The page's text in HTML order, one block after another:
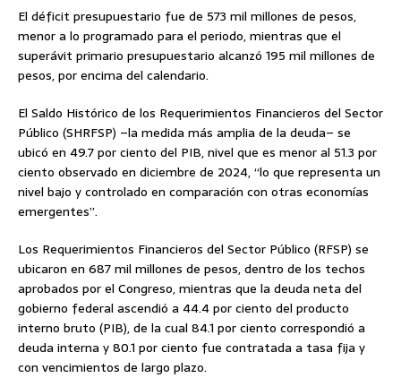
El déficit presupuestario fue de 573 mil millones de pesos,
menor a lo programado para el periodo, mientras que el
superávit primario presupuestario alcanzó 195 mil millones de
pesos, por encima del calendario.
El Saldo Histórico de los Requerimientos Financieros del Sector
Público (SHRFSP) –la medida más amplia de la deuda– se
ubicó en 49.7 por ciento del PIB, nivel que es menor al 51.3 por
ciento observado en diciembre de 2024, “lo que representa un
nivel bajo y controlado en comparación con otras economías
emergentes”.
Los Requerimientos Financieros del Sector Público (RFSP) se
ubicaron en 687 mil millones de pesos, dentro de los techos
aprobados por el Congreso, mientras que la deuda neta del
gobierno federal ascendió a 44.4 por ciento del producto
interno bruto (PIB), de la cual 84.1 por ciento correspondió a
deuda interna y 80.1 por ciento fue contratada a tasa fija y
con vencimientos de largo plazo.